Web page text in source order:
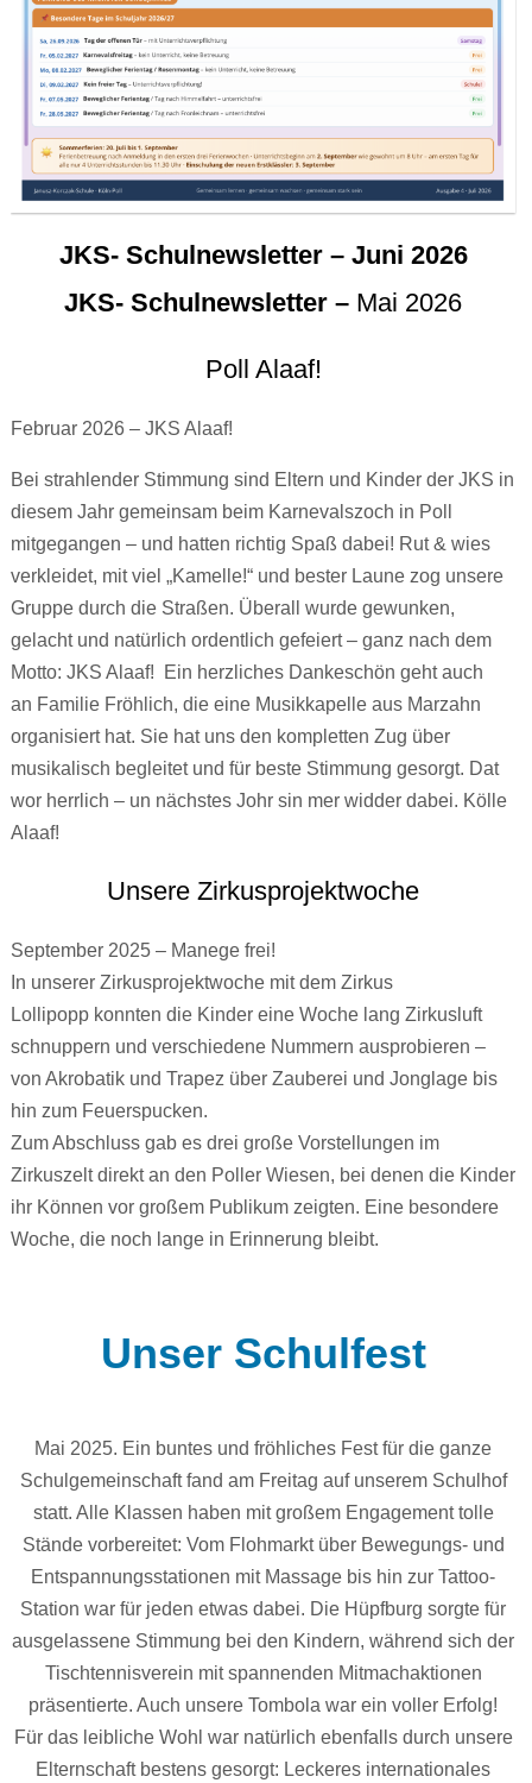
JKS- Schulnewsletter – Juni 2026
JKS- Schulnewsletter – Mai 2026
Poll Alaaf!
Februar 2026 – JKS Alaaf!
Bei strahlender Stimmung sind Eltern und Kinder der JKS in
diesem Jahr gemeinsam beim Karnevalszoch in Poll
mitgegangen – und hatten richtig Spaß dabei! Rut & wies
verkleidet, mit viel „Kamelle!“ und bester Laune zog unsere
Gruppe durch die Straßen. Überall wurde gewunken,
gelacht und natürlich ordentlich gefeiert – ganz nach dem
Motto: JKS Alaaf! Ein herzliches Dankeschön geht auch
an Familie Fröhlich, die eine Musikkapelle aus Marzahn
organisiert hat. Sie hat uns den kompletten Zug über
musikalisch begleitet und für beste Stimmung gesorgt. Dat
wor herrlich – un nächstes Johr sin mer widder dabei. Kölle
Alaaf!
Unsere Zirkusprojektwoche
September 2025 – Manege frei!
In unserer Zirkusprojektwoche mit dem Zirkus
Lollipopp konnten die Kinder eine Woche lang Zirkusluft
schnuppern und verschiedene Nummern ausprobieren –
von Akrobatik und Trapez über Zauberei und Jonglage bis
hin zum Feuerspucken.
Zum Abschluss gab es drei große Vorstellungen im
Zirkuszelt direkt an den Poller Wiesen, bei denen die Kinder
ihr Können vor großem Publikum zeigten. Eine besondere
Woche, die noch lange in Erinnerung bleibt.
Unser Schulfest
Mai 2025. Ein buntes und fröhliches Fest für die ganze
Schulgemeinschaft fand am Freitag auf unserem Schulhof
statt. Alle Klassen haben mit großem Engagement tolle
Stände vorbereitet: Vom Flohmarkt über Bewegungs- und
Entspannungsstationen mit Massage bis hin zur Tattoo-
Station war für jeden etwas dabei. Die Hüpfburg sorgte für
ausgelassene Stimmung bei den Kindern, während sich der
Tischtennisverein mit spannenden Mitmachaktionen
präsentierte. Auch unsere Tombola war ein voller Erfolg!
Für das leibliche Wohl war natürlich ebenfalls durch unsere
Elternschaft bestens gesorgt: Leckeres internationales